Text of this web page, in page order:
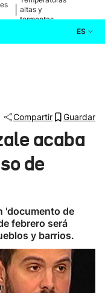
altas y
tormentas
ES
Compartir Guardar
acaba
de
'documento de
febrero será
y barrios.